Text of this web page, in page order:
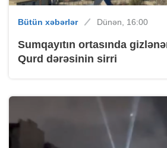
Bütün xəbərlər Dünən, 16:00
Sumqayıtın ortasında
Qurd dərəsinin sirri